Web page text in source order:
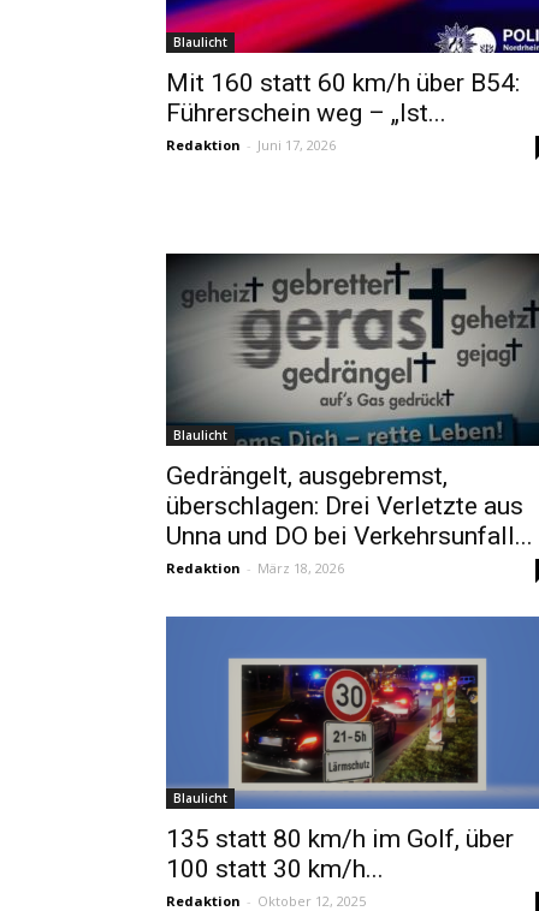
Blaulicht
Mit 160 statt 60 km/h über B54:
Führerschein weg – „Ist...
Redaktion - Juni 17, 2026
Blaulicht
Gedrängelt, ausgebremst,
überschlagen: Drei Verletzte aus
Unna und DO bei Verkehrsunfall...
Redaktion - März 18, 2026
Blaulicht
135 statt 80 km/h im Golf, über
100 statt 30 km/h...
Redaktion - Oktober 12, 2025